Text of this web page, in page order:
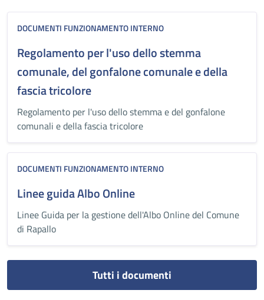
DOCUMENTI FUNZIONAMENTO INTERNO
Regolamento per l'uso dello stemma
comunale, del gonfalone comunale e della
fascia tricolore
Regolamento per l'uso dello stemma e del gonfalone
comunali e della fascia tricolore
DOCUMENTI FUNZIONAMENTO INTERNO
Linee guida Albo Online
Linee Guida per la gestione dell'Albo Online del Comune
di Rapallo
Tutti i documenti